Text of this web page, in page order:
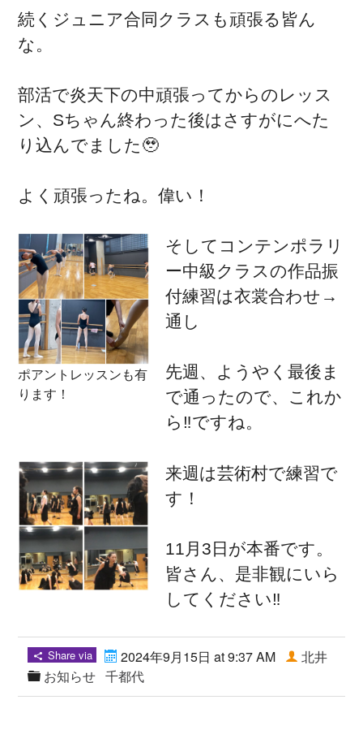
続くジュニア合同クラスも頑張る皆ん
な。
部活で炎天下の中頑張ってからのレッス
ン、Sちゃん終わった後はさすがにへた
り込んでました🥹
よく頑張ったね。偉い！
ポアントレッスンも有
ります！
そしてコンテンポラリ
ー中級クラスの作品振
付練習は衣裳合わせ→
通し
先週、ようやく最後ま
で通ったので、これか
ら‼️ですね。
来週は芸術村で練習で
す！
11月3日が本番です。
皆さん、是非観にいら
してください‼️
Share via
2024年9月15日 at 9:37 AM
お知らせ
北井
千都代